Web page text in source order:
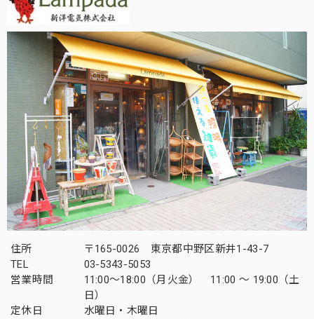
住所
〒165-0026 東京都中野区新井1-43-7
TEL
03-5343-5053
営業時間
11:00～18:00（月火金） 11:00 ～ 19:00（土
日）
定休日
水曜日・木曜日